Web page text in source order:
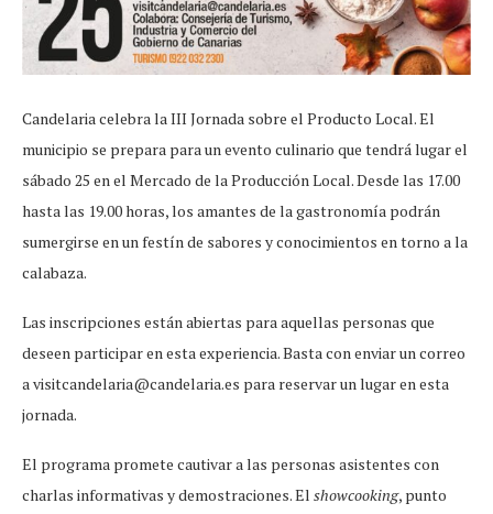
Candelaria celebra la III Jornada sobre el Producto Local. El
municipio se prepara para un evento culinario que tendrá lugar el
sábado 25 en el Mercado de la Producción Local. Desde las 17.00
hasta las 19.00 horas, los amantes de la gastronomía podrán
sumergirse en un festín de sabores y conocimientos en torno a la
calabaza.
Las inscripciones están abiertas para aquellas personas que
deseen participar en esta experiencia. Basta con enviar un correo
a visitcandelaria@candelaria.es para reservar un lugar en esta
jornada.
El programa promete cautivar a las personas asistentes con
charlas informativas y demostraciones. El showcooking, punto